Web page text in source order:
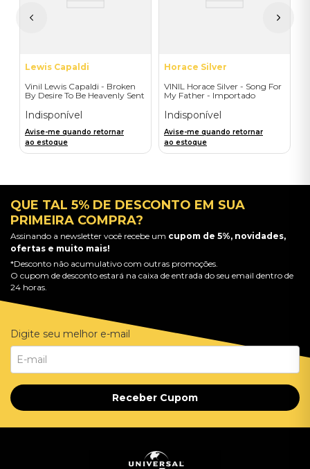
Lewis Capaldi
Vinil Lewis Capaldi - Broken
By Desire To Be Heavenly Sent
Indisponível
Avise-me quando retornar
ao estoque
Horace Silver
VINIL Horace Silver - Song For
My Father - Importado
Indisponível
Avise-me quando retornar
ao estoque
QUE TAL 5% DE DESCONTO EM SUA
PRIMEIRA COMPRA?
Assinando a newsletter você recebe um cupom de 5%, novidades,
ofertas e muito mais!
*Desconto não acumulativo com outras promoções.
O cupom de desconto estará na caixa de entrada do seu email dentro de
24 horas.
Digite seu melhor e-mail
Receber Cupom